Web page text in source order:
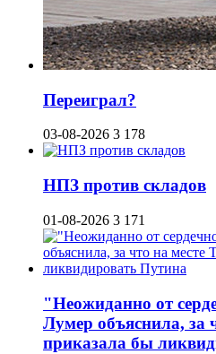
Переиграл?
03-08-2026 3 178
НПЗ против складов
01-08-2026 3 171
"Неожиданно от
Лумер объяснила, за
приказала бы